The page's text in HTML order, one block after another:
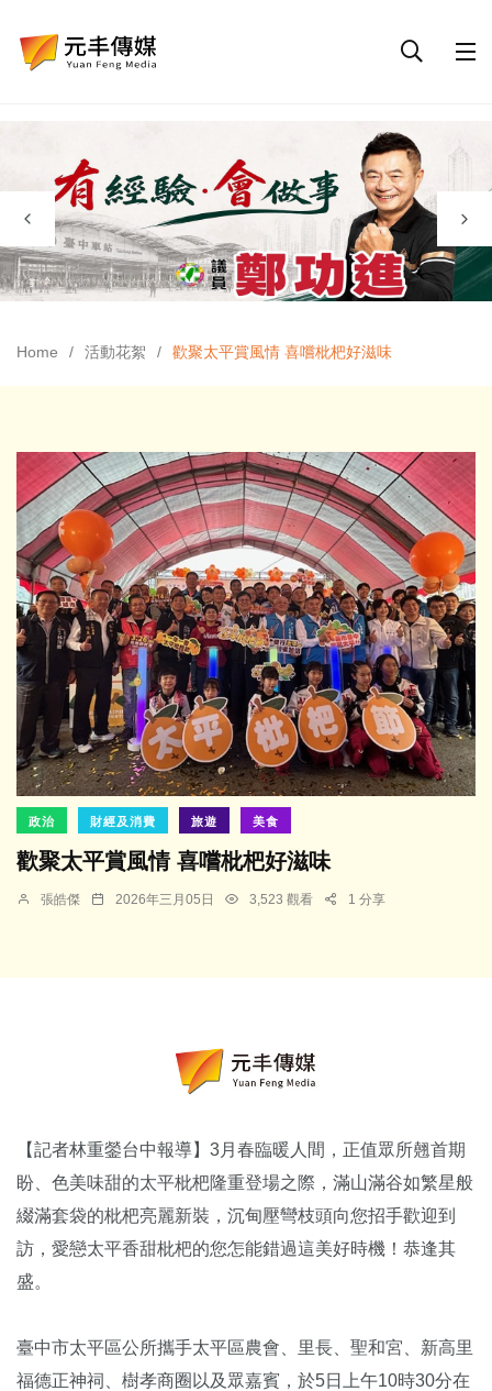
Home 活動花絮 歡聚太平賞風情 喜嚐枇杷好滋味
政治 財經及消費 旅遊 美食
歡聚太平賞風情 喜嚐枇杷好滋味
張皓傑 2026年三月05日 3,523 觀看 1 分享
【記者林重鎣台中報導】3月春臨暖人間，正值眾所翹首期
盼、色美味甜的太平枇杷隆重登場之際，滿山滿谷如繁星般
綴滿套袋的枇杷亮麗新裝，沉甸壓彎枝頭向您招手歡迎到
訪，愛戀太平香甜枇杷的您怎能錯過這美好時機！恭逢其
盛。
臺中市太平區公所攜手太平區農會、里長、聖和宮、新高里
福德正神祠、樹孝商圈以及眾嘉賓，於5日上午10時30分在